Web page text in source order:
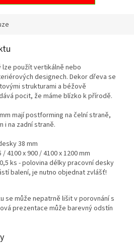
použít vertikálně nebo
designech. Dekor dřeva se
strukturami a béžově
pocit, že máme blízko k přírodě.
mají postforming na čelní straně,
i na zadní straně.
38 mm
4100 x 900 / 4100 x 1200 mm
ks - polovina délky pracovní desky
balení, je nutno objednat zvlášť!
se může nepatrně lišit v porovnání s
prezentace může barevný odstín